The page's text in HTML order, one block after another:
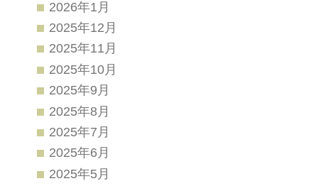
2026年1月
2025年12月
2025年11月
2025年10月
2025年9月
2025年8月
2025年7月
2025年6月
2025年5月